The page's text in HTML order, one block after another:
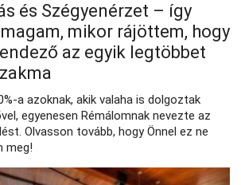
és Szégyenérzet – így
mikor rájöttem, hogy
az egyik legtöbbet
a azoknak, akik valaha is dolgoztak
egyenesen Rémálomnak nevezte az
Olvasson tovább, hogy Önnel ez ne
meg!